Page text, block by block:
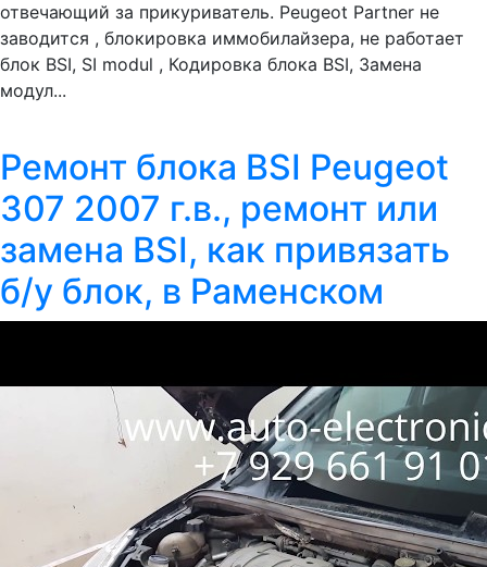
отвечающий за прикуриватель. Peugeot Partner не
заводится , блокировка иммобилайзера, не работает
блок BSI, SI modul , Кодировка блока BSI, Замена
модул...
Ремонт блока BSI Peugeot
307 2007 г.в., ремонт или
замена BSI, как привязать
б/у блок, в Раменском